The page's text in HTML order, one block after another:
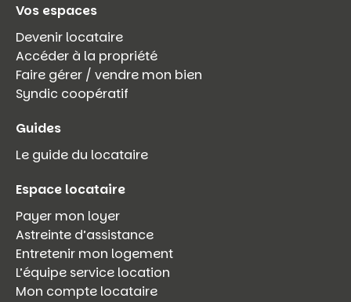
Vos espaces
Devenir locataire
Accéder à la propriété
Faire gérer / vendre mon bien
Syndic coopératif
Guides
Le guide du locataire
Espace locataire
Payer mon loyer
Astreinte d’assistance
Entretenir mon logement
L’équipe service location
Mon compte locataire